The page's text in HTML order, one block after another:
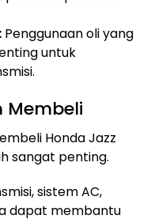
Penggunaan oli yang
untuk
Membeli
Honda Jazz
sangat penting.
sistem AC,
dapat membantu